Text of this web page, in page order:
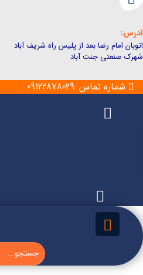
امام رضا بعد از پلیس راه شریف آباد
صنعتی جنت آباد
شماره تماس :09122878029